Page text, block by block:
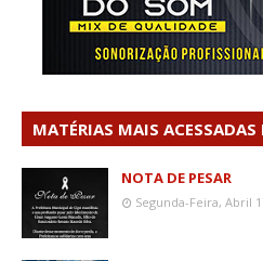
MATÉRIAS MAIS ACESSADAS
NOTA DE PESAR
Segunda-Feira, Abril